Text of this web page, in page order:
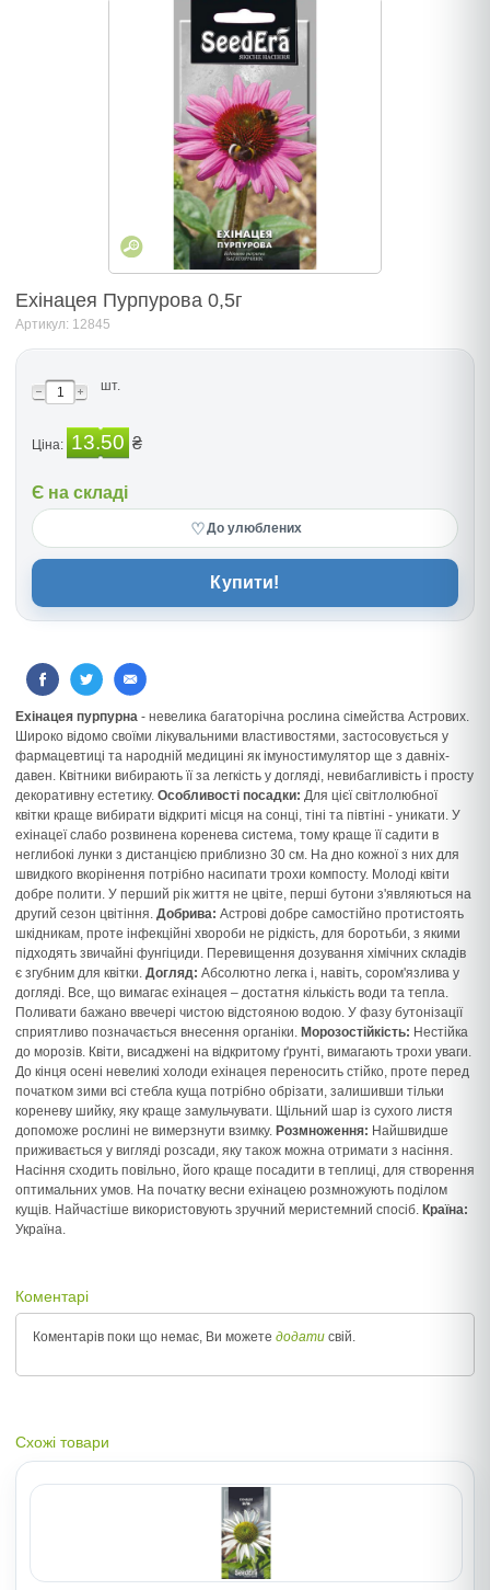
Ехінацея Пурпурова 0,5г
Артикул: 12845
шт.
Ціна: 13.50 ₴
Є на складі
♡До улюблених
Купити!
Ехінацея пурпурна - невелика багаторічна рослина сімейства Астрових.
Широко відомо своїми лікувальними властивостями, застосовується у
фармацевтиці та народній медицині як імуностимулятор ще з давніх-
давен. Квітники вибирають її за легкість у догляді, невибагливість і просту
декоративну естетику. Особливості посадки: Для цієї світлолюбної
квітки краще вибирати відкриті місця на сонці, тіні та півтіні - уникати. У
ехінацеї слабо розвинена коренева система, тому краще її садити в
неглибокі лунки з дистанцією приблизно 30 см. На дно кожної з них для
швидкого вкорінення потрібно насипати трохи компосту. Молоді квіти
добре полити. У перший рік життя не цвіте, перші бутони з'являються на
другий сезон цвітіння. Добрива: Астрові добре самостійно протистоять
шкідникам, проте інфекційні хвороби не рідкість, для боротьби, з якими
підходять звичайні фунгіциди. Перевищення дозування хімічних складів
є згубним для квітки. Догляд: Абсолютно легка і, навіть, сором'язлива у
догляді. Все, що вимагає ехінацея – достатня кількість води та тепла.
Поливати бажано ввечері чистою відстояною водою. У фазу бутонізації
сприятливо позначається внесення органіки. Морозостійкість: Нестійка
до морозів. Квіти, висаджені на відкритому ґрунті, вимагають трохи уваги.
До кінця осені невеликі холоди ехінацея переносить стійко, проте перед
початком зими всі стебла куща потрібно обрізати, залишивши тільки
кореневу шийку, яку краще замульчувати. Щільний шар із сухого листя
допоможе рослині не вимерзнути взимку. Розмноження: Найшвидше
приживається у вигляді розсади, яку також можна отримати з насіння.
Насіння сходить повільно, його краще посадити в теплиці, для створення
оптимальних умов. На початку весни ехінацею розмножують поділом
кущів. Найчастіше використовують зручний меристемний спосіб. Країна:
Україна.
Коментарі
Коментарів поки що немає, Ви можете додати свій.
Схожі товари